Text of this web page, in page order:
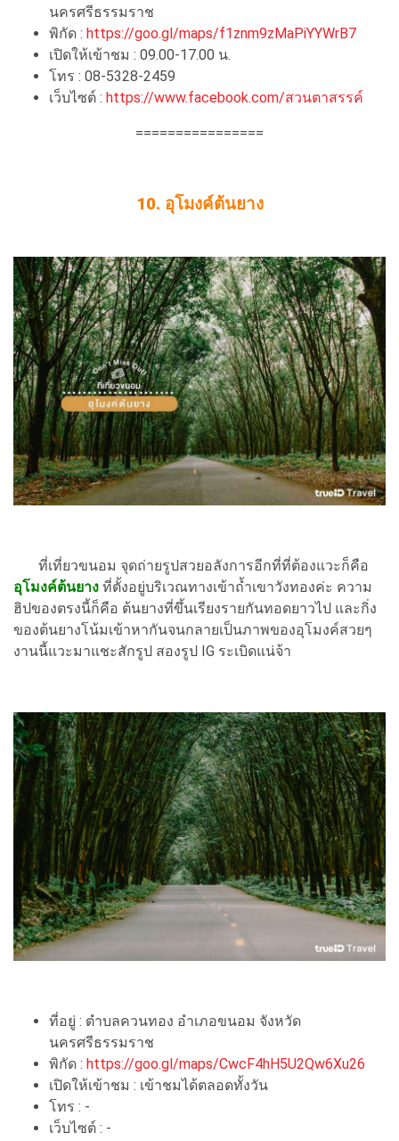
นครศรีธรรมราช
พิกัด : https://goo.gl/maps/f1znm9zMaPiYYWrB7
เปิดให้เข้าชม : 09.00-17.00 น.
โทร : 08-5328-2459
เว็บไซต์ : https://www.facebook.com/สวนตาสรรค์
================
10. อุโมงค์ต้นยาง
ที่เที่ยวขนอม จุดถ่ายรูปสวยอลังการอีกที่ที่ต้องแวะก็คือ
อุโมงค์ต้นยาง ที่ตั้งอยู่บริเวณทางเข้าถ้ำเขาวังทองค่ะ ความ
ฮิปของตรงนี้ก็คือ ต้นยางที่ขึ้นเรียงรายกันทอดยาวไป และกิ่ง
ของต้นยางโน้มเข้าหากันจนกลายเป็นภาพของอุโมงค์สวยๆ
งานนี้แวะมาแชะสักรูป สองรูป IG ระเบิดแน่จ้า
ที่อยู่ : ตำบลควนทอง อำเภอขนอม จังหวัด
นครศรีธรรมราช
พิกัด : https://goo.gl/maps/CwcF4hH5U2Qw6Xu26
เปิดให้เข้าชม : เข้าชมได้ตลอดทั้งวัน
โทร : -
เว็บไซต์ : -